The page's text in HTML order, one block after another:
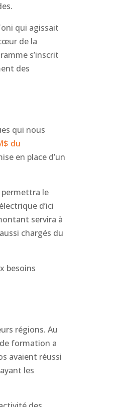
qui agissait
de la
s’inscrit
des
qui nous
du
en place d’un
permettra le
d’ici
servira à
chargés du
besoins
régions. Au
formation a
avaient réussi
les